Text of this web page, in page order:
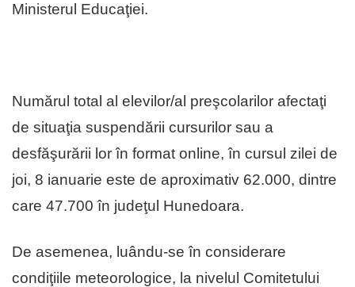
Ministerul Educaţiei.
Numărul total al elevilor/al preşcolarilor afectaţi
de situaţia suspendării cursurilor sau a
desfăşurării lor în format online, în cursul zilei de
joi, 8 ianuarie este de aproximativ 62.000, dintre
care 47.700 în judeţul Hunedoara.
De asemenea, luându-se în considerare
condiţiile meteorologice, la nivelul Comitetului